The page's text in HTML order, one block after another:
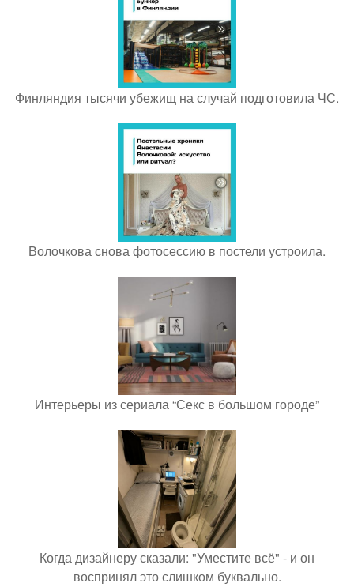
Финляндия тысячи убежищ на случай подготовила ЧС.
Волочкова снова фотосессию в постели устроила.
Интерьеры из сериала “Секс в большом городе”
Когда дизайнеру сказали: "Уместите всё" - и он
воспринял это слишком буквально.